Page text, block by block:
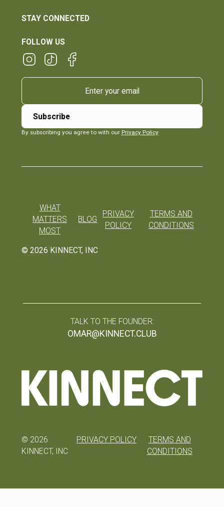
STAY CONNECTED
FOLLOW US
By subscribing you agree to with our Privacy Policy
© 2026 KINNECT, INC
WHAT
MATTERS
MOST
BLOG
PRIVACY
POLICY
TERMS AND
CONDITIONS
TALK TO THE FOUNDER:
OMAR@KINNECT.CLUB
© 2026
KINNECT, INC
PRIVACY POLICY
TERMS AND
CONDITIONS